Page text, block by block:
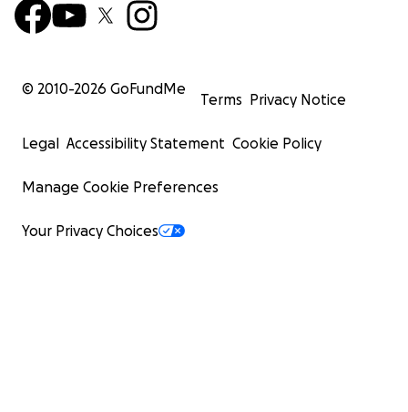
© 2010-2026 GoFundMe
Terms Privacy Notice
Legal Accessibility Statement Cookie Policy
Manage Cookie Preferences
Your Privacy Choices